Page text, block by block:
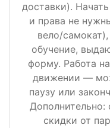
доставки).
и права не
вело/
обучение,
форму. Работа
движении —
паузу или
Дополнительно:
скидки от